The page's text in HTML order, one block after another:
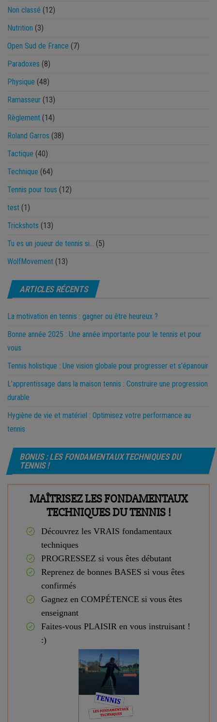
Non classé (12)
Nutrition (3)
Open Sud de France (7)
Paradoxes (8)
Physique (48)
Ramasseur (13)
Règlement (14)
Roland Garros (38)
Tactique (40)
Technique (64)
Tennis pour tous (12)
test (1)
Trickshots (13)
Tu es un joueur de tennis si… (5)
WolfMovement (13)
ARTICLES RÉCENTS
La motivation en tennis : gagner ou être heureux ?
Bonne année 2025 : Une année importante pour le tennis et pour
vous
Tennis holistique : Une vision globale pour progresser et s’épanouir
L’apprentissage dans la maison tennis : Construire une progression
durable
Hygiène de vie et matériel : Optimisez votre performance au
tennis
BONUS : LES FONDAMENTAUX TECHNIQUES DU
TENNIS !